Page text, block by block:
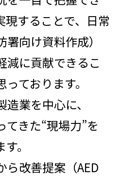
現することで、日常
向け資料作成）
減に貢献できるこ
ております。
業を中心に、
きた“現場力”を
。
ら改善提案（AED